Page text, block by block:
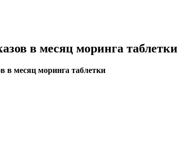
в месяц моринга таблетки
в месяц моринга таблетки